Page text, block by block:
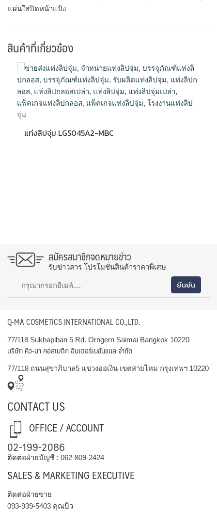
แผ่นใสปิดหน้าแป้ง
สินค้าที่เกี่ยวข้อง
แท่งลิปจุ่ม LG5045A2-MBC
สมัครสมาชิกจดหมายข่าว
รับข่าวสาร โปรโมชั่นสินค้าราคาพิเศษ
Q-MA COSMETICS INTERNATIONAL CO.,LTD.
77/118 Sukhapiban 5 Rd. Orngern Saimai Bangkok 10220
บริษัท คิว-มา คอสเมติก อินเตอร์เนชั่นแนล จำกัด
77/118 ถนนสุขาภิบาล5 แขวงออเงิน เขตสายไหม กรุงเทพฯ 10220
CONTACT US
OFFICE / ACCOUNT
02-199-2086
ติดต่อฝ่ายบัญชี : 062-809-2424
SALES & MARKETING EXECUTIVE
ติดต่อฝ่ายขาย
093-939-5403 คุณบิว